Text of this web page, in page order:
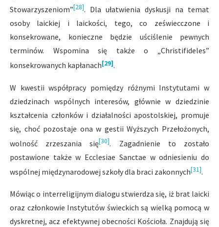
Stowarzyszeniom”[28]. Dla ułatwienia dyskusji na temat
osoby laickiej i laickości, tego, co zeświecczone i
konsekrowane, konieczne będzie uściślenie pewnych
terminów. Wspomina się także o „Christifideles”
konsekrowanych kapłanach[29].
W kwestii współpracy pomiędzy różnymi Instytutami w
dziedzinach wspólnych interesów, głównie w dziedzinie
kształcenia członków i działalności apostolskiej, promuje
się, choć pozostaje ona w gestii Wyższych Przełożonych,
wolność zrzeszania się[30]. Zagadnienie to zostało
postawione także w Ecclesiae Sanctae w odniesieniu do
wspólnej międzynarodowej szkoły dla braci zakonnych[31].
Mówiąc o interreligijnym dialogu stwierdza się, iż brat laicki
oraz członkowie Instytutów świeckich są wielką pomocą w
dyskretnej, acz efektywnej obecności Kościoła. Znajdują się